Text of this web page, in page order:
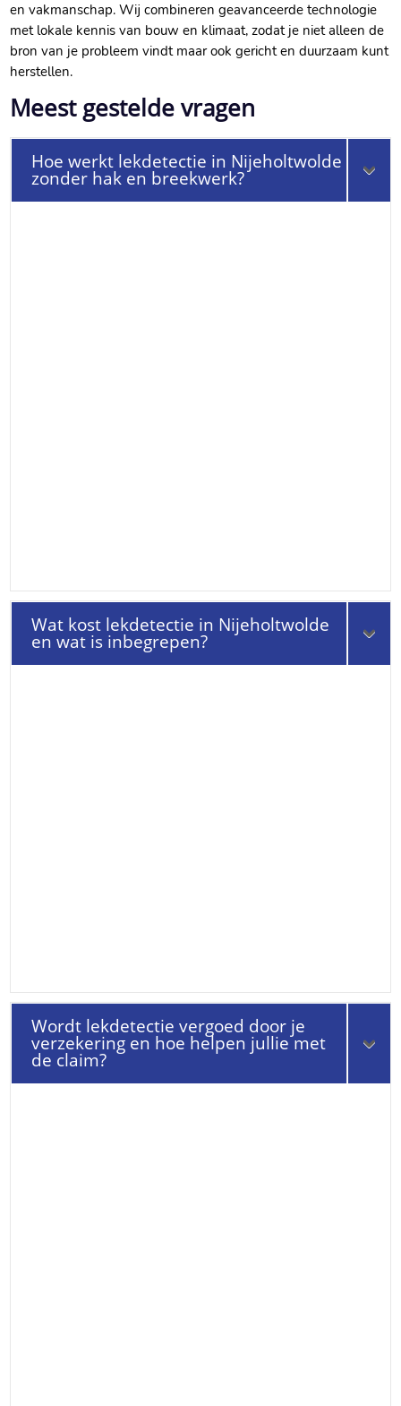
en vakmanschap. Wij combineren geavanceerde technologie
met lokale kennis van bouw en klimaat, zodat je niet alleen de
bron van je probleem vindt maar ook gericht en duurzaam kunt
herstellen.
Meest gestelde vragen
Hoe werkt lekdetectie in Nijeholtwolde
zonder hak en breekwerk?
Wat kost lekdetectie in Nijeholtwolde
en wat is inbegrepen?
Wordt lekdetectie vergoed door je
verzekering en hoe helpen jullie met
de claim?